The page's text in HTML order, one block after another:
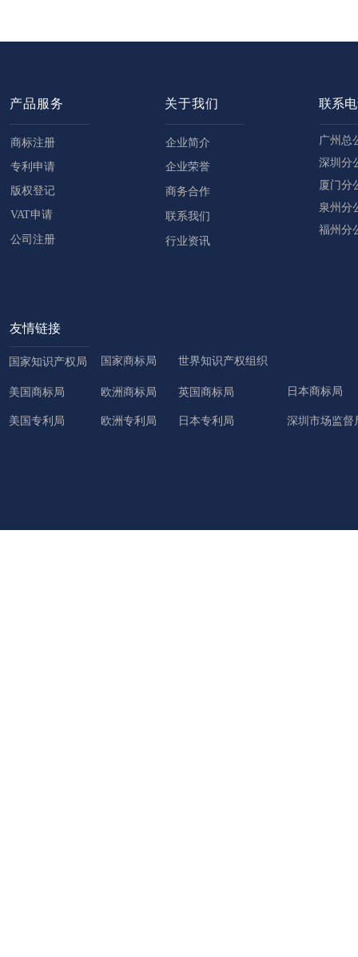
产品服务
商标注册
专利申请
版权登记
VAT申请
公司注册
关于我们
企业简介
企业荣誉
商务合作
联系我们
行业资讯
联系
广州总
深圳分
厦门分
泉州分
福州分
友情链接
国家知识产权局 国家商标局 世界知识产权组织
美国商标局 欧洲商标局 英国商标局 日本商标局
美国专利局 欧洲专利局 日本专利局 深圳市场监督